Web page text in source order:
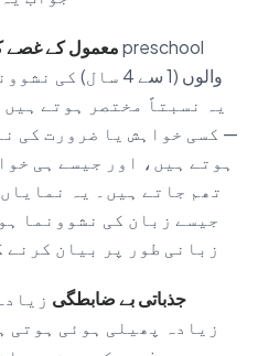
معمول کے غصے
والوں (1 سے 4
یہ نسبتاً مختصر ہوتے
— کسی خواہش یا ضرورت کی
ہوتے ہیں، اور جیسے ہی
تھم جاتے ہیں۔ یہ
جیسے زبان کی نشوونما
زبانی طور پر بیان کرنے
جذباتی بے ضابطگی
زیادہ پھیلی ہوئی ہوتی